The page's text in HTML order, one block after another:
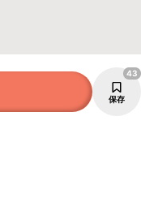
保存
43